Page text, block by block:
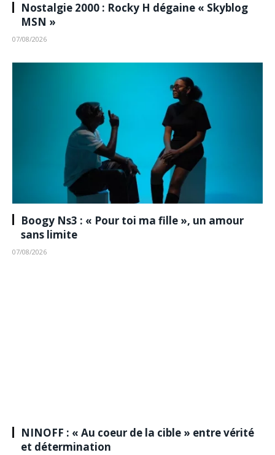
Nostalgie 2000 : Rocky H dégaine « Skyblog
MSN »
07/08/2026
Boogy Ns3 : « Pour toi ma fille », un amour
sans limite
07/08/2026
NINOFF : « Au coeur de la cible » entre vérité
et détermination